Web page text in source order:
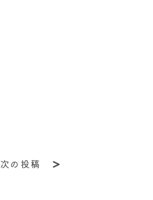
次の投稿